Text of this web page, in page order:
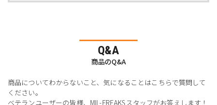
Q&A
商品のQ&A
商品についてわからないこと、気になることはこちらで質問して
ください。
ベテランユーザーの皆様、MIL-FREAKSスタッフがお答えします！